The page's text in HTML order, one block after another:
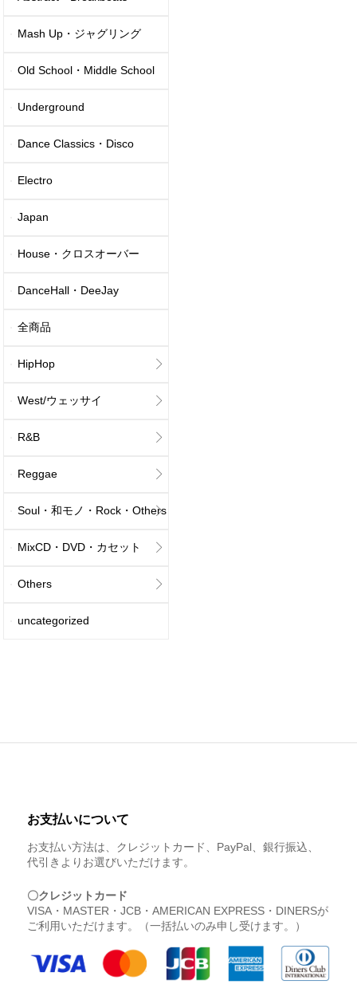
Mash Up・ジャグリング
Old School・Middle School
Underground
Dance Classics・Disco
Electro
Japan
House・クロスオーバー
DanceHall・DeeJay
全商品
HipHop
West/ウェッサイ
R&B
Reggae
Soul・和モノ・Rock・Others
MixCD・DVD・カセット
Others
uncategorized
お支払いについて
お支払い方法は、クレジットカード、PayPal、銀行振込、
代引きよりお選びいただけます。
〇クレジットカード
VISA・MASTER・JCB・AMERICAN EXPRESS・DINERSが
ご利用いただけます。（一括払いのみ申し受けます。）